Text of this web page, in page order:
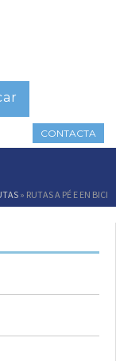
CONTACTA
» RUTAS A PÉ E EN BICI